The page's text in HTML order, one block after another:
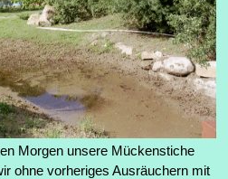
Morgen unsere Mückenstiche
ohne vorheriges Ausräuchern mit